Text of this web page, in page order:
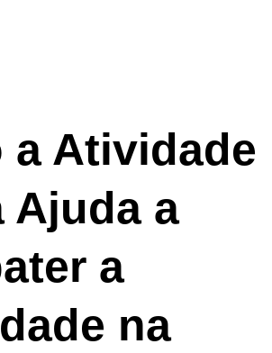
a Atividade
Ajuda a
a
na